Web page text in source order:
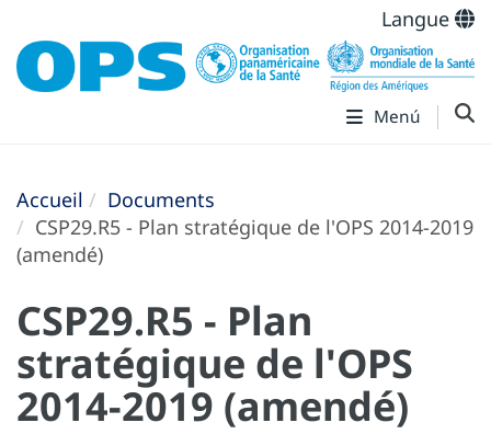
Langue
Menú
Accueil
Documents
CSP29.R5 - Plan stratégique de l'OPS 2014-2019
(amendé)
CSP29.R5 - Plan
stratégique de l'OPS
2014-2019 (amendé)